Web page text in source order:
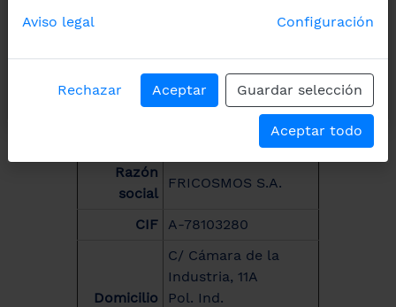
Política de cookies
Razón
social
FRICOSMOS S.A.
CIF A-78103280
Domicilio
C/ Cámara de la
Industria, 11A
Pol. Ind.
Aviso legal
Configuración
Rechazar Aceptar
Aviso legal
Configuración
Rechazar Aceptar Guardar selección
Aceptar todo